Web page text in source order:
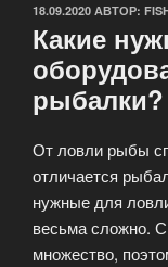
ОПУБЛИКОВАНО
18.09.2020 АВТОР:
Какие
рыбалки?
От ловли рыбы
отличается
нужные для
весьма сложно.
множество,